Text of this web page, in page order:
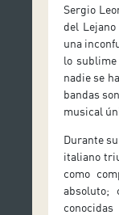
Sergio
del
una
lo
nadie se
bandas
musical
Durante
italiano
como
absoluto;